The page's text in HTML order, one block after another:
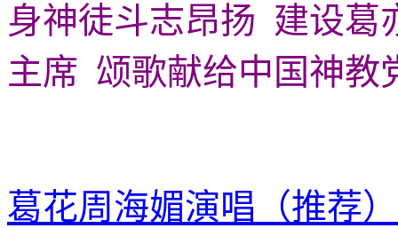
身神徒斗志昂扬 建设葛
主席 颂歌献给中国神
葛花周海媚演唱（推荐）